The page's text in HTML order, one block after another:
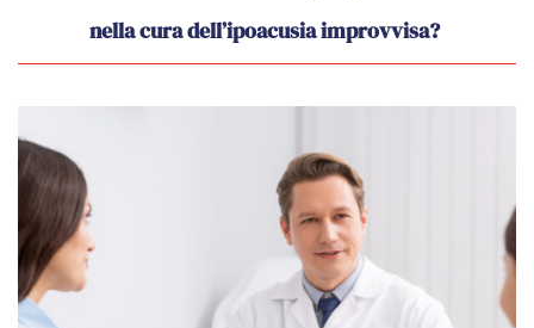
nella cura dell’ipoacusia improvvisa?